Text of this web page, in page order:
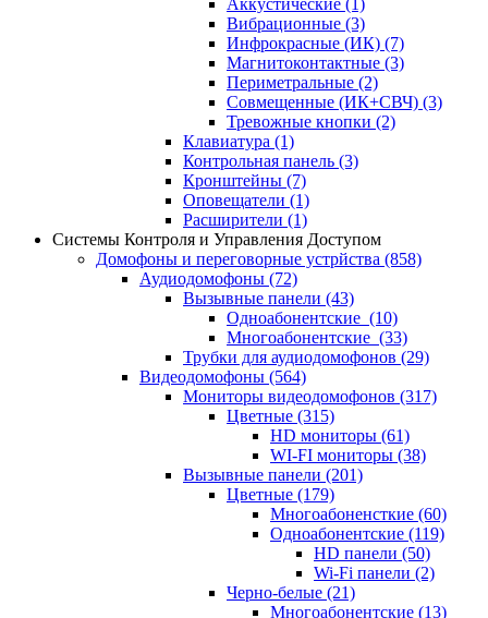
Аккустические (1)
Вибрационные (3)
Инфрокрасные (ИК) (7)
Магнитоконтактные (3)
Периметральные (2)
Совмещенные (ИК+СВЧ) (3)
Тревожные кнопки (2)
Клавиатура (1)
Контрольная панель (3)
Кронштейны (7)
Оповещатели (1)
Расширители (1)
Системы Контроля и Управления Доступом
Домофоны и переговорные устрйства (858)
Аудиодомофоны (72)
Вызывные панели (43)
Одноабонентские (10)
Многоабонентские (33)
Трубки для аудиодомофонов (29)
Видеодомофоны (564)
Мониторы видеодомофонов (317)
Цветные (315)
HD мониторы (61)
WI-FI мониторы (38)
Вызывные панели (201)
Цветные (179)
Многоабоненсткие (60)
Одноабонентские (119)
HD панели (50)
Wi-Fi панели (2)
Черно-белые (21)
Многоабонентские (13)